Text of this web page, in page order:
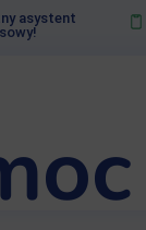
asystent